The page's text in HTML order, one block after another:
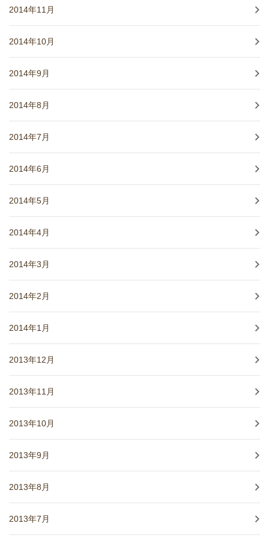
2014年11月
2014年10月
2014年9月
2014年8月
2014年7月
2014年6月
2014年5月
2014年4月
2014年3月
2014年2月
2014年1月
2013年12月
2013年11月
2013年10月
2013年9月
2013年8月
2013年7月